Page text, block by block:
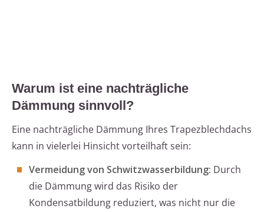
Warum ist eine nachträgliche
Dämmung sinnvoll?
Eine nachträgliche Dämmung Ihres Trapezblechdachs
kann in vielerlei Hinsicht vorteilhaft sein:
Vermeidung von Schwitzwasserbildung: Durch
die Dämmung wird das Risiko der
Kondensatbildung reduziert, was nicht nur die